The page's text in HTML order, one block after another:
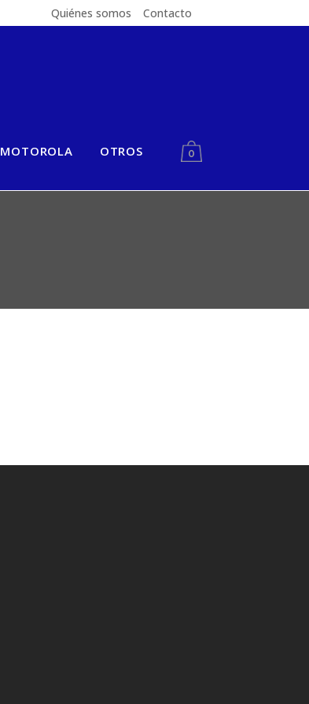
Quiénes somos Contacto
MOTOROLA OTROS 0